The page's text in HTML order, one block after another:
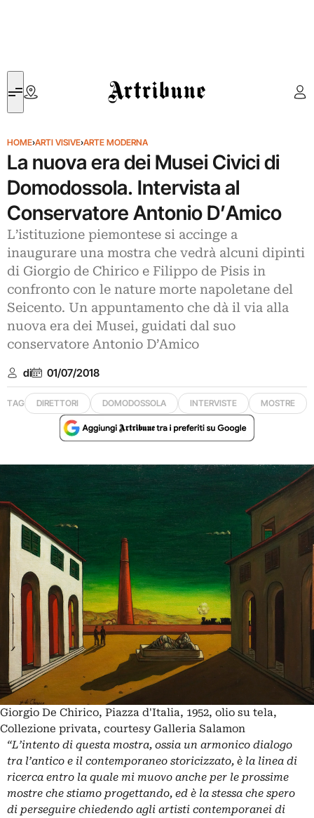
Artribune
HOME›ARTI VISIVE›ARTE MODERNA
La nuova era dei Musei Civici di
Domodossola. Intervista al
Conservatore Antonio D’Amico
L’istituzione piemontese si accinge a
inaugurare una mostra che vedrà alcuni dipinti
di Giorgio de Chirico e Filippo de Pisis in
confronto con le nature morte napoletane del
Seicento. Un appuntamento che dà il via alla
nuova era dei Musei, guidati dal suo
conservatore Antonio D’Amico
di 01/07/2018
TAG DIRETTORI DOMODOSSOLA INTERVISTE MOSTRE
Giorgio De Chirico, Piazza d'Italia, 1952, olio su tela,
Collezione privata, courtesy Galleria Salamon
“L’intento di questa mostra, ossia un armonico dialogo
tra l’antico e il contemporaneo storicizzato, è la linea di
ricerca entro la quale mi muovo anche per le prossime
mostre che stiamo progettando, ed è la stessa che spero
di perseguire chiedendo agli artisti contemporanei di